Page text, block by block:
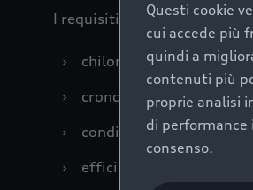
I requisiti fondamentali da
›
chilometraggio: un
›
cronologia dei
›
condizioni della
›
efficienza meccanica:
Questi cookie
cui accede più
quindi a
contenuti più
proprie analisi
di performance
consenso.